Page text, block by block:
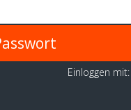
Einloggen